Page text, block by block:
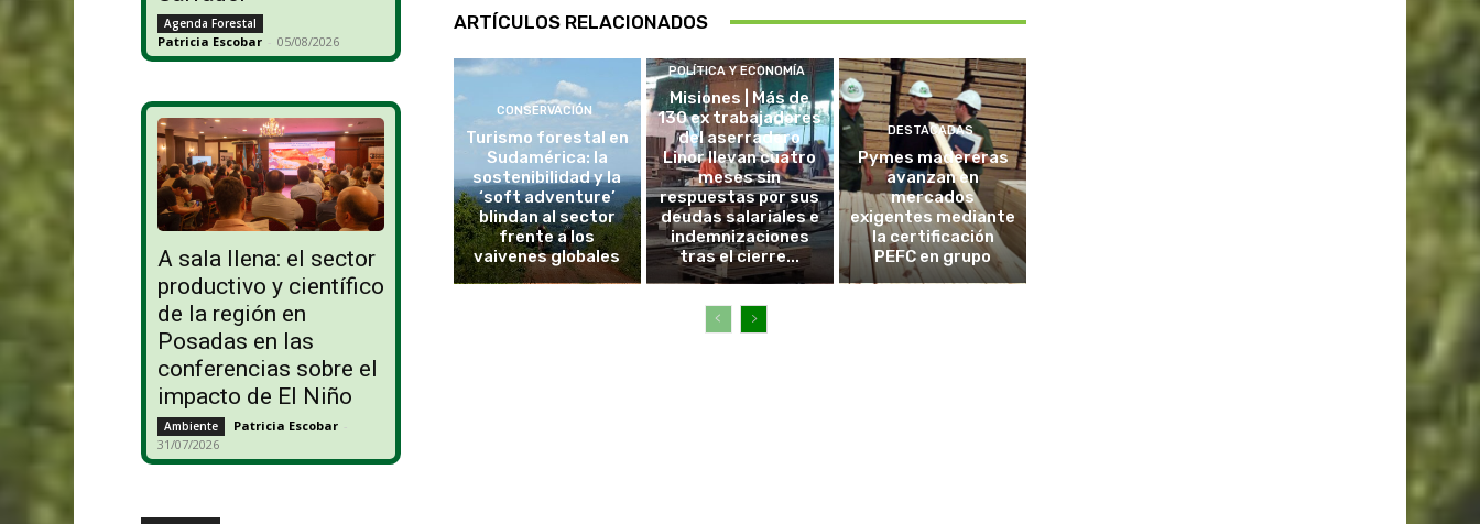
Agenda Forestal
Patricia Escobar - 05/08/2026
A sala llena: el sector
productivo y científico
de la región en
Posadas en las
conferencias sobre el
impacto de El Niño
Ambiente Patricia Escobar -
31/07/2026
ARTÍCULOS RELACIONADOS
CONSERVACIÓN
Turismo forestal en
Sudamérica: la
sostenibilidad y la
‘soft adventure’
blindan al sector
frente a los
vaivenes globales
POLÍTICA Y ECONOMÍA
Misiones | Más de
130 ex trabajadores
del aserradero
Linor llevan cuatro
meses sin
respuestas por sus
deudas salariales e
indemnizaciones
tras el cierre...
DESTACADAS
Pymes madereras
avanzan en
mercados
exigentes mediante
la certificación
PEFC en grupo